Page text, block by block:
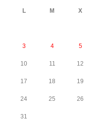
L M X
3 4 5
10 11 12
17 18 19
24 25 26
31